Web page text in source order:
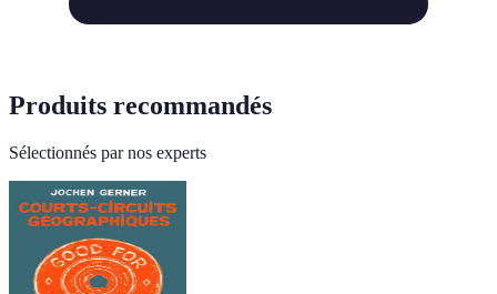
Produits recommandés
Sélectionnés par nos experts